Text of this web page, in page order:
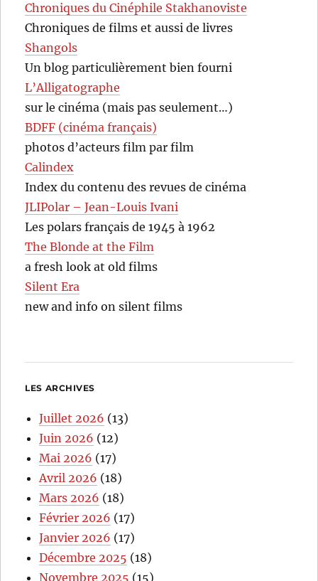
Chroniques du Cinéphile Stakhanoviste
Chroniques de films et aussi de livres
Shangols
Un blog particulièrement bien fourni
L’Alligatographe
sur le cinéma (mais pas seulement…)
BDFF (cinéma français)
photos d’acteurs film par film
Calindex
Index du contenu des revues de cinéma
JLIPolar – Jean-Louis Ivani
Les polars français de 1945 à 1962
The Blonde at the Film
a fresh look at old films
Silent Era
new and info on silent films
LES ARCHIVES
Juillet 2026 (13)
Juin 2026 (12)
Mai 2026 (17)
Avril 2026 (18)
Mars 2026 (18)
Février 2026 (17)
Janvier 2026 (17)
Décembre 2025 (18)
Novembre 2025 (15)